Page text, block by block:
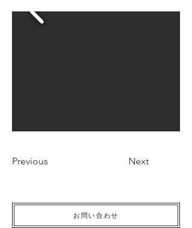
Previous Next
お問い合わせ